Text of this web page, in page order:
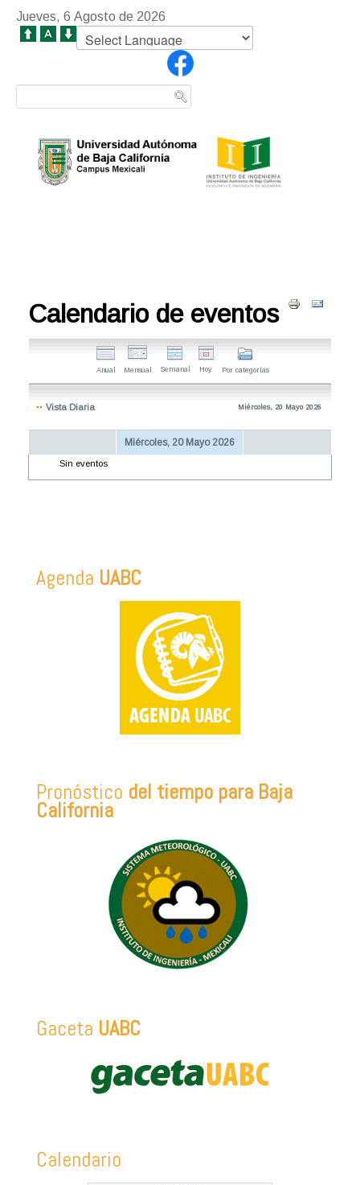
Jueves, 6 Agosto de 2026
Calendario de eventos
Anual Mensual Semanal Hoy Por categorías
Vista Diaria Miércoles, 20 Mayo 2026
Miércoles, 20 Mayo 2026
Sin eventos
Agenda UABC
Pronóstico del tiempo para Baja
California
Gaceta UABC
Calendario